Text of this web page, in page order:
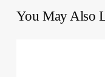
You May Also